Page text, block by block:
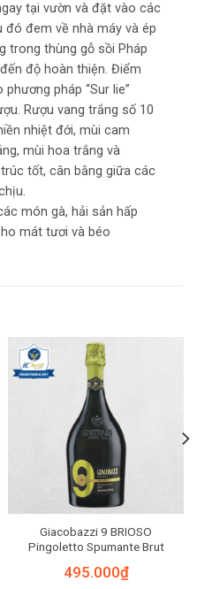
tại vườn và đặt vào các
đó đem về nhà máy và ép
trong thùng gỗ sồi Pháp
độ hoàn thiện. Điểm
pháp “Sur lie”
Rượu vang trắng số 10
nhiệt đới, mùi cam
mùi hoa trắng và
tốt, cân bằng giữa các
món gà, hải sản hấp
mát tươi và béo
Giacobazzi 9 BRIOSO
Pingoletto Spumante Brut
495.000₫